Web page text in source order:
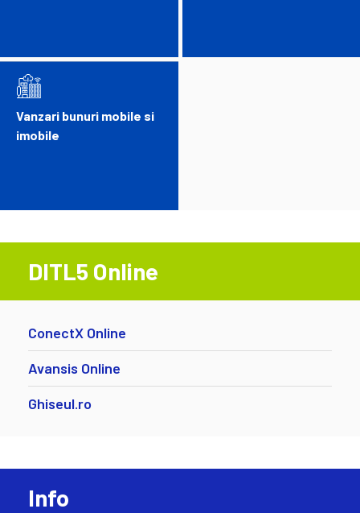
Vanzari bunuri mobile si
imobile
DITL5 Online
ConectX Online
Avansis Online
Ghiseul.ro
Info